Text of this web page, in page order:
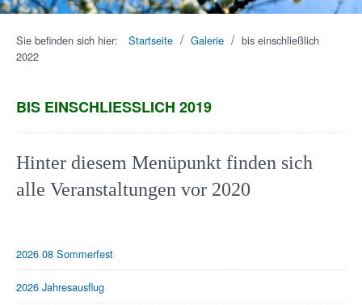
Sie befinden sich hier: Startseite / Galerie / bis einschließlich
2022
BIS EINSCHLIESSLICH 2019
Hinter diesem Menüpunkt finden sich
alle Veranstaltungen vor 2020
2026 08 Sommerfest
2026 Jahresausflug